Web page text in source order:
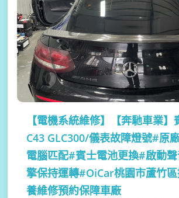
【電機系統維修】
【奔馳車業
C43 GLC300/儀表故障燈號#原
電腦匹配#賓士電池更換#啟動聲
擎保持運轉#OiCar桃園市蘆竹
養維修預約保障車廠